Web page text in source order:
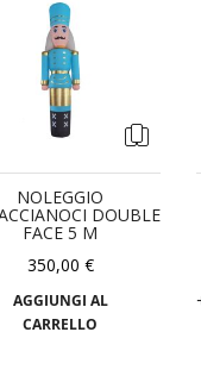
NOLEGGIO
DOUBLE
FACE 5 M
350,00 €
AGGIUNGI AL
CARRELLO